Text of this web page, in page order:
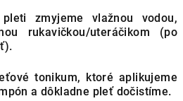
zmyjeme vlažnou vodou,
rukavičkou/uteráčikom (po
tonikum, ktoré aplikujeme
a dôkladne pleť dočistíme.